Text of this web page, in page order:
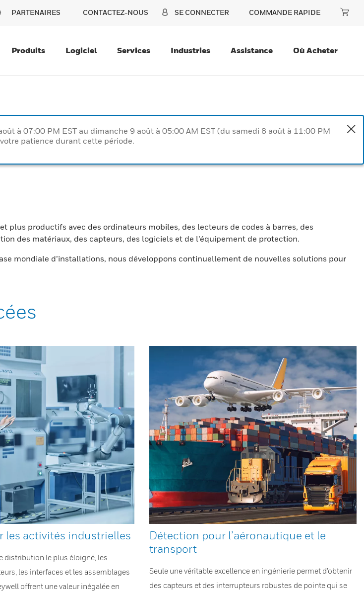
PARTENAIRES CONTACTEZ-NOUS SE CONNECTER COMMANDE RAPIDE
Produits Logiciel Services Industries Assistance Où Acheter
à 07:00 PM EST au dimanche 9 août à 05:00 AM EST (du samedi 8 août à 11:00 PM
patience durant cette période.
productifs avec des ordinateurs mobiles, des lecteurs de codes à barres, des
des matériaux, des capteurs, des logiciels et de l’équipement de protection.
mondiale d’installations, nous développons continuellement de nouvelles solutions pour
les activités industrielles
distribution le plus éloigné, les
les interfaces et les assemblages
offrent une valeur inégalée en
Détection pour l’aéronautique et le
transport
Seule une véritable excellence en ingénierie permet d’obtenir
des capteurs et des interrupteurs robustes de pointe qui se